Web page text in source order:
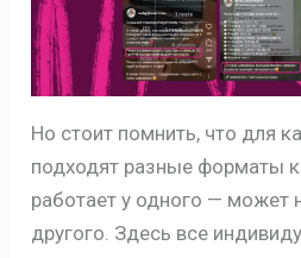
Но стоит помнить, что для
подходят разные форматы
работает у одного — может
другого. Здесь все